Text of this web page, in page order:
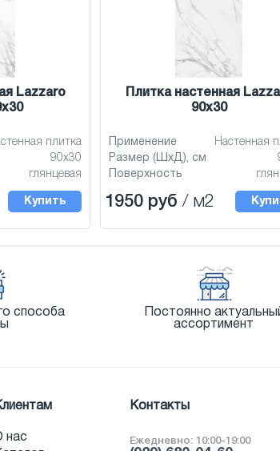
Lazzaro
плитка
90x30
глянцевая
Купить
Плитка настенная
90x30
Применение
Настенная
Размер (ШхД), см
Поверхность
1950 руб / м2
способа
Постоянно
ассортимент
нас
Контакты
Ежедневно: 10:00-19:00